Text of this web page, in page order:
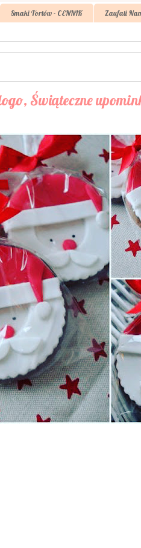
Smaki Tortów - CENNIK Zaufali
Świąteczne